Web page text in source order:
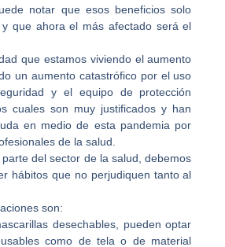
notar que esos beneficios solo
que ahora el más afectado será el
que estamos viviendo el aumento
un aumento catastrófico por el uso
y el equipo de protección
cuales son muy justificados y han
en medio de esta pandemia por
de la salud.
del sector de la salud, debemos
hábitos que no perjudiquen tanto al
son:
desechables, pueden optar
como de tela o de material